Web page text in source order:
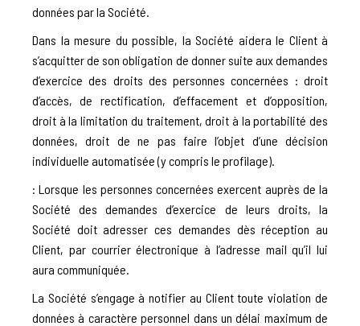
données par la Société.
Dans la mesure du possible, la Société aidera le Client à
s’acquitter de son obligation de donner suite aux demandes
d’exercice des droits des personnes concernées : droit
d’accès, de rectification, d’effacement et d’opposition,
droit à la limitation du traitement, droit à la portabilité des
données, droit de ne pas faire l’objet d’une décision
individuelle automatisée (y compris le profilage).
: Lorsque les personnes concernées exercent auprès de la
Société des demandes d’exercice de leurs droits, la
Société doit adresser ces demandes dès réception au
Client, par courrier électronique à l’adresse mail qu’il lui
aura communiquée.
La Société s’engage à notifier au Client toute violation de
données à caractère personnel dans un délai maximum de